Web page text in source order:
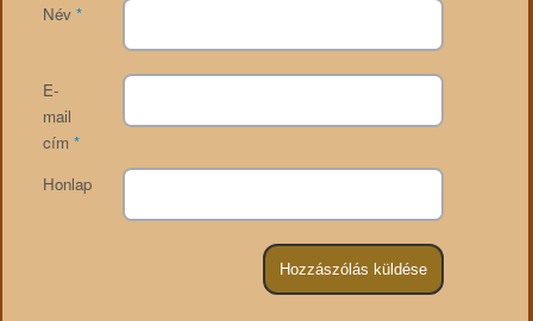
Név *
E-
mail
cím *
Honlap